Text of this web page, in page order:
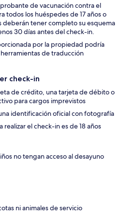
de vacunación contra el
todos los huéspedes de 17 años o
deberán tener completo su esquema
30 días antes del check-in.
por la propiedad podría
de traducción
check-in
de crédito, una tarjeta de débito o
para cargos imprevistos
identificación oficial con fotografía
realizar el check-in es de 18 años
no tengan acceso al desayuno
ni animales de servicio